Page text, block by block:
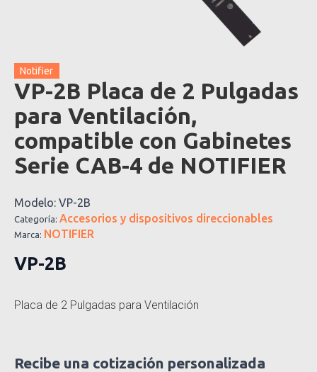
Notifier
VP-2B Placa de 2 Pulgadas
para Ventilación,
compatible con Gabinetes
Serie CAB-4 de NOTIFIER
Modelo: VP-2B
Categoría: Accesorios y dispositivos direccionables
Marca: NOTIFIER
VP-2B
Placa de 2 Pulgadas para Ventilación
Recibe una cotización personalizada